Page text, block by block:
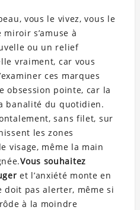
vous le vivez, vous le
s’amuse à
ou un relief
vraiment, car vous
ces marques
obsession pointe, car la
banalité du quotidien.
sans filet, sur
les zones
visage, même la main
Vous souhaitez
et l’anxiété monte en
doit pas alerter, même si
à la moindre